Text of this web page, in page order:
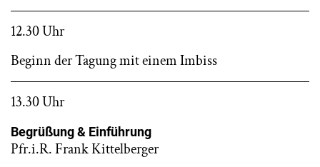
12.30 Uhr
Beginn der Tagung mit einem Imbiss
13.30 Uhr
Begrüßung & Einführung
Pfr.i.R. Frank Kittelberger